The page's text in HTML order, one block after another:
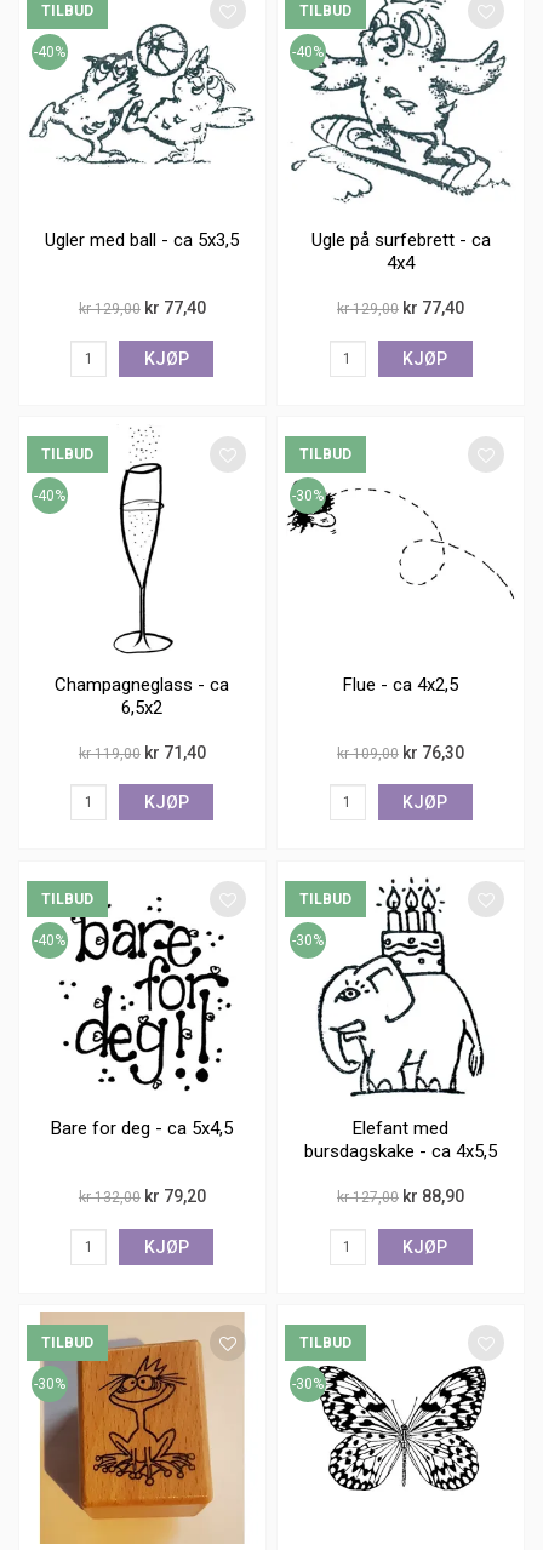
TILBUD
Ugler med ball - ca 5x3,5
-40%
kr 129,00 kr 77,40
KJØP
TILBUD
Ugle på surfebrett - ca
4x4
-40%
kr 129,00 kr 77,40
KJØP
TILBUD
Champagneglass - ca
6,5x2
-40%
kr 119,00 kr 71,40
KJØP
TILBUD
Flue - ca 4x2,5
-30%
kr 109,00 kr 76,30
KJØP
TILBUD
Bare for deg - ca 5x4,5
-40%
kr 132,00 kr 79,20
KJØP
TILBUD
Elefant med
bursdagskake - ca 4x5,5
-30%
kr 127,00 kr 88,90
KJØP
TILBUD
-30%
TILBUD
-30%